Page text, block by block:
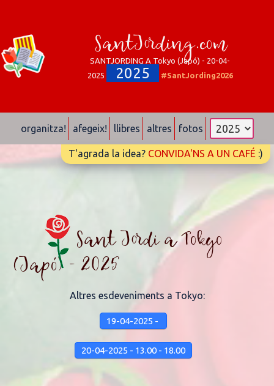
SantJording.com
SANTJORDING A Tokyo (Japó) - 20-04-
2025
2025 #SantJording2026
organitza! afegeix! llibres altres fotos
T'agrada la idea? CONVIDA'NS A UN CAFÉ :)
Sant Jordi a Tokyo
(Japó) - 2025
Altres esdeveniments a Tokyo:
19-04-2025 -
20-04-2025 - 13.00 - 18.00